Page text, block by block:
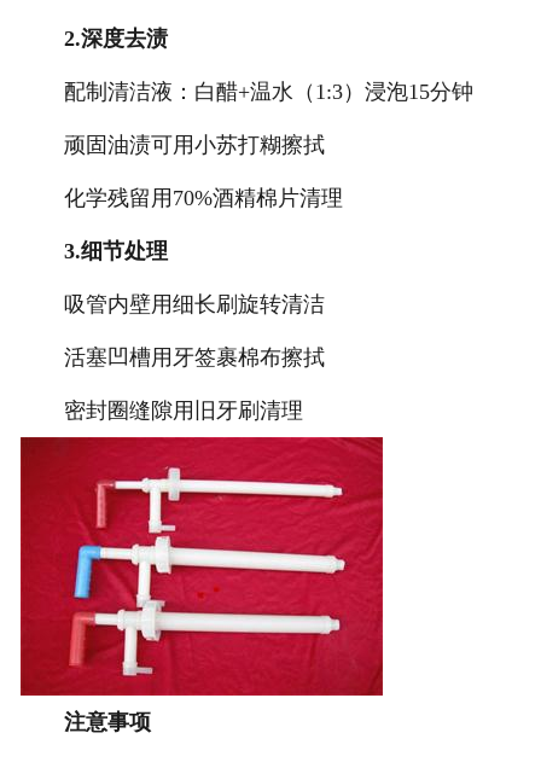
2.深度去渍
配制清洁液：白醋+温水（1:3）浸泡15分钟
顽固油渍可用小苏打糊擦拭
化学残留用70%酒精棉片清理
3.细节处理
吸管内壁用细长刷旋转清洁
活塞凹槽用牙签裹棉布擦拭
密封圈缝隙用旧牙刷清理
注意事项